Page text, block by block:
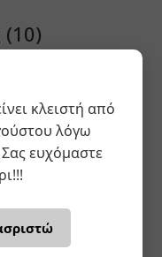
κλειστή από
λόγω
ευχόμαστε